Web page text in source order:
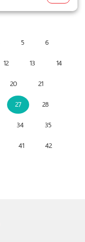
5
6
12 13
14
20
21
27
28
34
35
41
42